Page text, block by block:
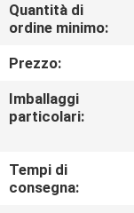
CONTROLLO
DI
QUALITÀ
Quantità di
ordine minimo:
Prezzo:
Imballaggi
particolari:
Tempi di
consegna: